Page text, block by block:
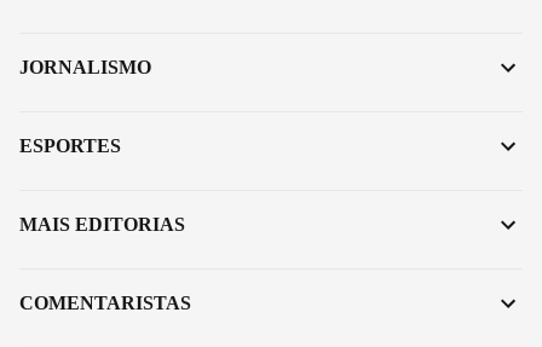
JORNALISMO
ESPORTES
MAIS EDITORIAS
COMENTARISTAS